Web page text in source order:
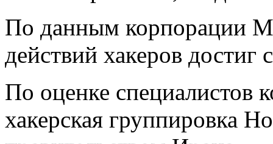
По данным корпорации
действий хакеров достиг
По оценке специалистов
хакерская группировка